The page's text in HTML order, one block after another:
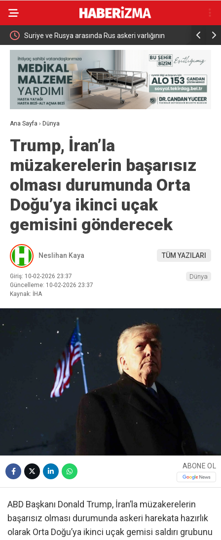
Suriye ve Rusya arasında Rus askeri varlığının
yeniden yapılandırılmasına ilişkin mutabakat zaptı
imzalandı
Yeniköy
aşkın kişi
Ana Sayfa › Dünya
Trump, İran’la
müzakerelerin başarısız
olması durumunda Orta
Doğu’ya ikinci uçak
gemisini gönderecek
Neslihan Kaya TÜM YAZILARI
Giriş: 10-02-2026 23:37
Güncelleme: 10-02-2026 23:37
Kaynak: İHA
Dünya
ABONE OL
ABD Başkanı Donald Trump, İran’la müzakerelerin
başarısız olması durumunda askeri harekata hazırlık
olarak Orta Doğu’ya ikinci uçak gemisi saldırı grubunu